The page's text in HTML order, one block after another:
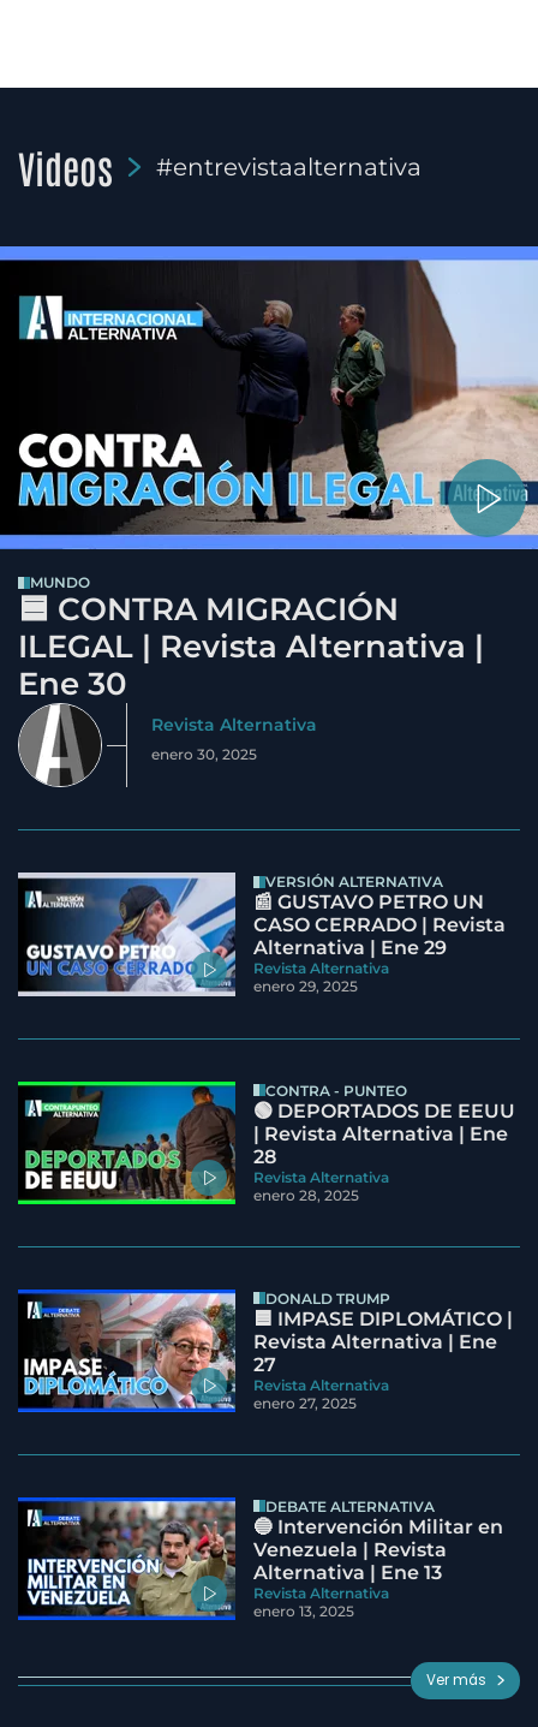
Videos #entrevistaalternativa
MUNDO
🟦 CONTRA MIGRACIÓN
ILEGAL | Revista Alternativa |
Ene 30
Revista Alternativa
enero 30, 2025
VERSIÓN ALTERNATIVA
📰 GUSTAVO PETRO UN
CASO CERRADO | Revista
Alternativa | Ene 29
Revista Alternativa
enero 29, 2025
CONTRA - PUNTEO
🟢 DEPORTADOS DE EEUU
| Revista Alternativa | Ene
28
Revista Alternativa
enero 28, 2025
DONALD TRUMP
🟦 IMPASE DIPLOMÁTICO |
Revista Alternativa | Ene
27
Revista Alternativa
enero 27, 2025
DEBATE ALTERNATIVA
🔵 Intervención Militar en
Venezuela | Revista
Alternativa | Ene 13
Revista Alternativa
enero 13, 2025
Ver más